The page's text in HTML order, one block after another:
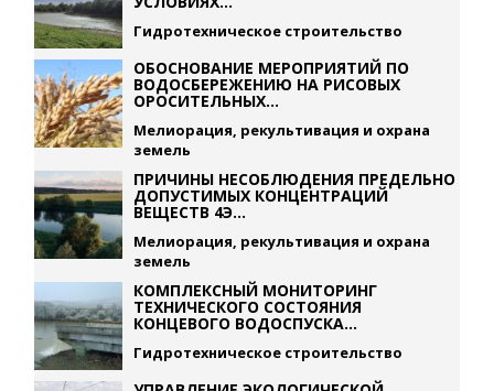
Гидротехническое строительство
ОБОСНОВАНИЕ МЕРОПРИЯТИЙ ПО
ВОДОСБЕРЕЖЕНИЮ НА РИСОВЫХ
ОРОСИТЕЛЬНЫХ...
Мелиорация, рекультивация и охрана
земель
ПРИЧИНЫ НЕСОБЛЮДЕНИЯ ПРЕДЕЛЬНО
ДОПУСТИМЫХ КОНЦЕНТРАЦИЙ
ВЕЩЕСТВ 4Э...
Мелиорация, рекультивация и охрана
земель
КОМПЛЕКСНЫЙ МОНИТОРИНГ
ТЕХНИЧЕСКОГО СОСТОЯНИЯ
КОНЦЕВОГО ВОДОСПУСКА...
Гидротехническое строительство